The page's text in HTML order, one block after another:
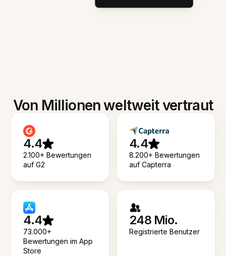
Von Millionen weltweit vertraut
4.4
2.100+ Bewertungen
auf G2
4.4
8.200+ Bewertungen
auf Capterra
4.4
73.000+
Bewertungen im App
Store
248 Mio.
Registrierte Benutzer